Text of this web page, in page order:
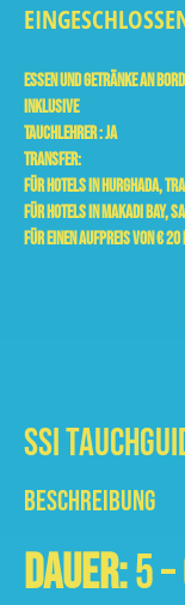
Essen und Getränke an
inklusive
Tauchlehrer :Ja
Transfer:
Für Hotels in Hurghada,
Für Hotels in Makadi Bay,
für einen Aufpreis von € 20
SSI
BESCHREIBUNG
Dauer:5